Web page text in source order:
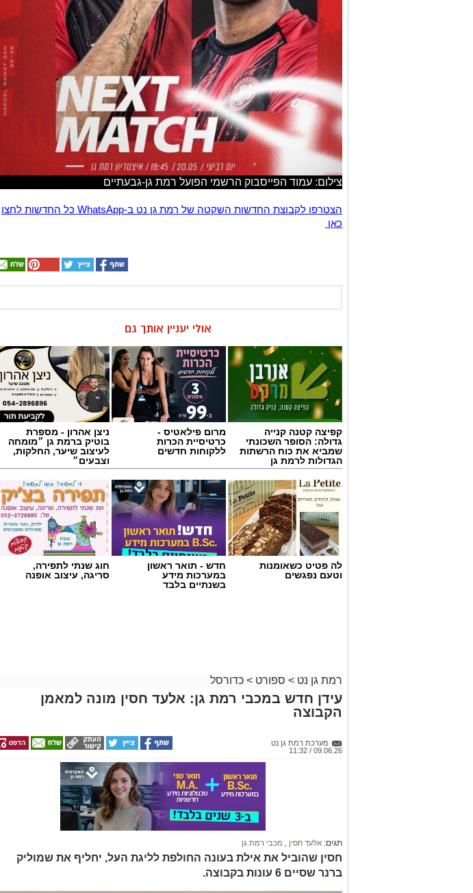
צילום: עמוד הפייסבוק הרשמי הפועל רמת גן-גבעתיים
הצטרפו לקבוצת החדשות השקטה של רמת גן נט ב-WhatsApp כל החדשות לחצו
כאן
אולי יעניין אותך גם
קפיצה קטנה קנייה
גדולה: הסופר השכונתי
שמביא את כוח הרשתות
הגדולות לרמת גן
מרום פילאטיס -
כרטיסיית הכרות
ללקוחות חדשים
ניצן אהרון - מספרת
בוטיק ברמת גן ״מומחה
לעיצוב שיער, החלקות,
וצבעים״
לה פטיט כשאומנות
וטעם נפגשים
חדש - תואר ראשון
במערכות מידע
בשנתיים בלבד
חוג שנתי לתפירה,
סריגה, עיצוב אופנה
רמת גן נט > ספורט > כדורסל
עידן חדש במכבי רמת גן: אלעד חסין מונה למאמן
הקבוצה
מערכת רמת גן נט
09.06.26 / 11:32
תגים: אלעד חסין , מכבי רמת גן
חסין שהוביל את אילת בעונה החולפת לליגת העל, יחליף את שמוליק
ברנר שסיים 6 עונות בקבוצה.